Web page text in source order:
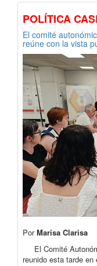
POLÍTICA
El comité
reúne con la vista
PorMarisa Clarisa
El Comité
reunido esta tarde